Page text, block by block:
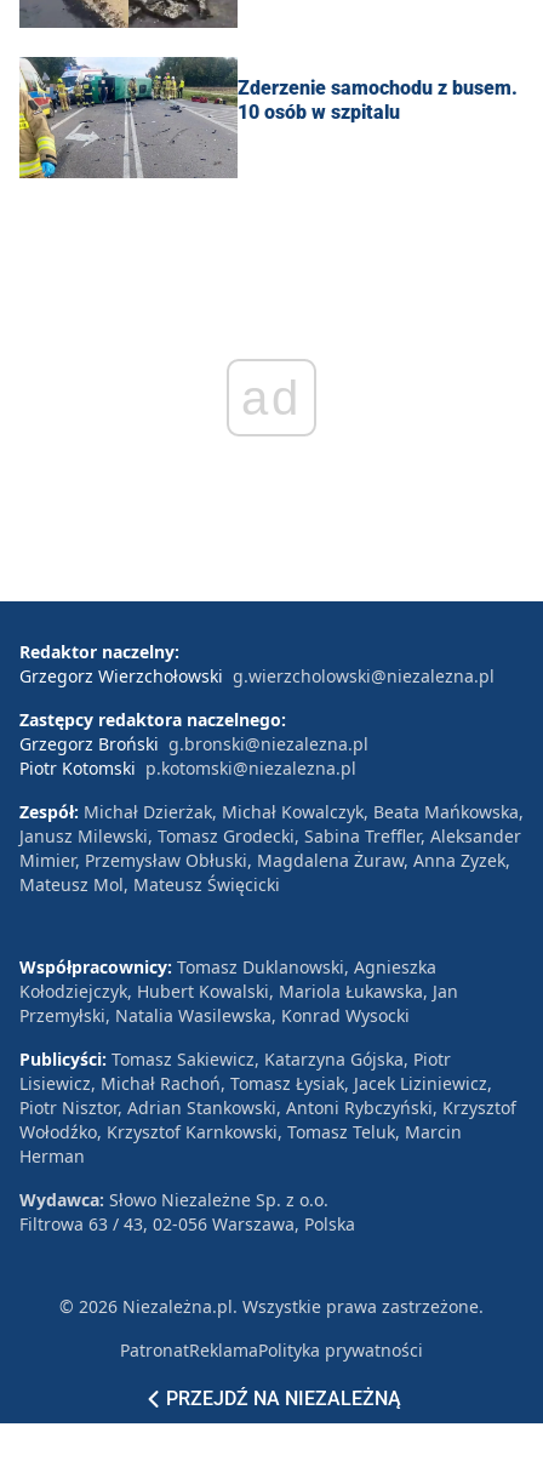
Zderzenie samochodu z busem.
10 osób w szpitalu
ad
PRZEJDŹ NA NIEZALEŻNĄ
Redaktor naczelny:
Grzegorz Wierzchołowski g.wierzcholowski@niezalezna.pl
Zastępcy redaktora naczelnego:
Grzegorz Broński g.bronski@niezalezna.pl
Piotr Kotomski p.kotomski@niezalezna.pl
Zespół: Michał Dzierżak, Michał Kowalczyk, Beata Mańkowska,
Janusz Milewski, Tomasz Grodecki, Sabina Treffler, Aleksander
Mimier, Przemysław Obłuski, Magdalena Żuraw, Anna Zyzek,
Mateusz Mol, Mateusz Święcicki
Współpracownicy: Tomasz Duklanowski, Agnieszka
Kołodziejczyk, Hubert Kowalski, Mariola Łukawska, Jan
Przemyłski, Natalia Wasilewska, Konrad Wysocki
Publicyści: Tomasz Sakiewicz, Katarzyna Gójska, Piotr
Lisiewicz, Michał Rachoń, Tomasz Łysiak, Jacek Liziniewicz,
Piotr Nisztor, Adrian Stankowski, Antoni Rybczyński, Krzysztof
Wołodźko, Krzysztof Karnkowski, Tomasz Teluk, Marcin
Herman
Wydawca: Słowo Niezależne Sp. z o.o.
Filtrowa 63 / 43, 02-056 Warszawa, Polska
© 2026 Niezależna.pl. Wszystkie prawa zastrzeżone.
PatronatReklamaPolityka prywatności